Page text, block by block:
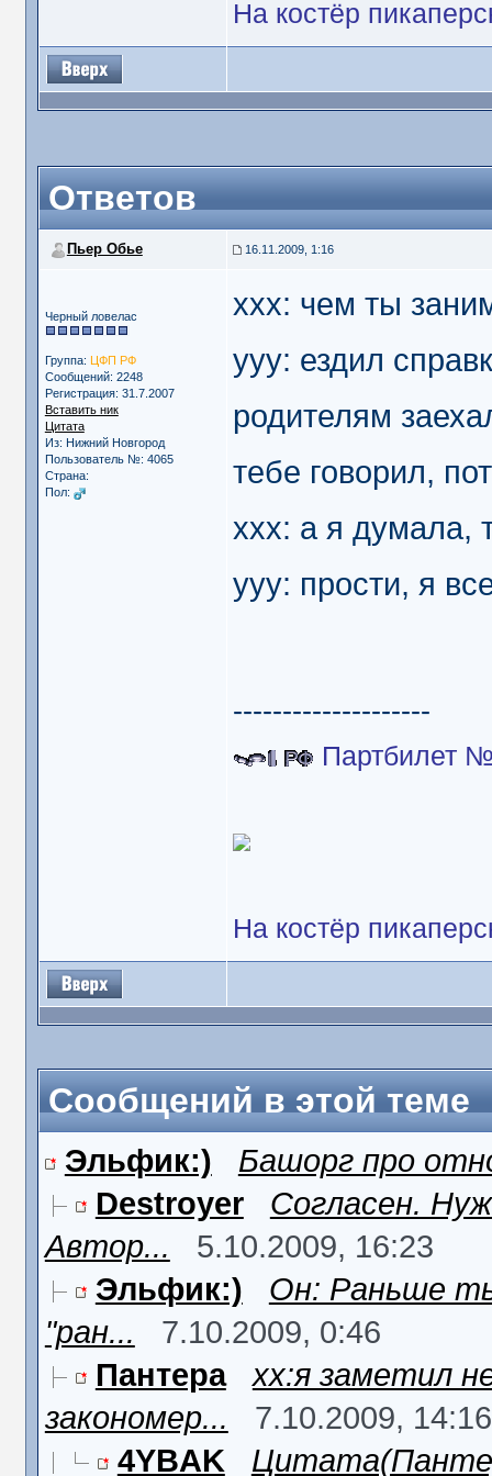
На костёр
Ответов
Пьер Обье 16.11.2009, 1:16
Черный ловелас
Группа: ЦФП РФ
Сообщений: 2248
Регистрация: 31.7.2007
Вставить ник
Цитата
Из: Нижний Новгород
Пользователь №: 4065
Страна:
Пол:
xxx: чем ты
yyy: ездил
родителям
тебе говорил,
xxx: а я думала,
yyy: прости, я
--------------------
Партбилет
На костёр
Сообщений в этой теме
Эльфик:)
Башорг про
Destroyer
Согласен.
Автор...
5.10.2009, 16:23
Эльфик:)
Он: Раньше
"ран...
7.10.2009, 0:46
Пантера
xx:я заметил
закономер...
7.10.2009, 14:16
4YBAK